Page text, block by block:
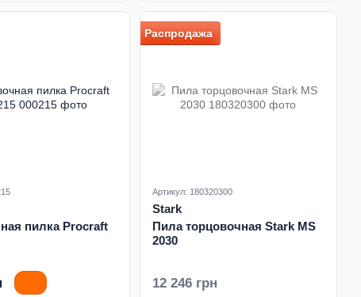
пилка Procraft
Распродажа
Артикул: 180320300
Stark
Пила торцовочная Stark MS
2030
12 246 грн